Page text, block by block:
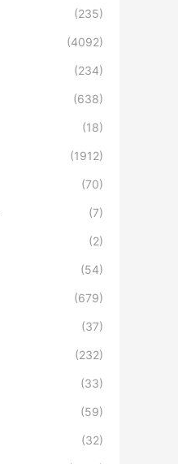
(235)
(4092)
(234)
(638)
(18)
(1912)
(70)
(7)
(2)
(54)
(679)
(37)
(232)
(33)
(59)
(32)